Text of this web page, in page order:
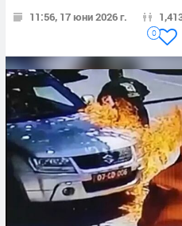
11:56, 17 юни 2026 г.
0